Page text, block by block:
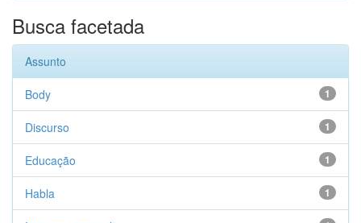
Busca facetada
Assunto
1
Body
1
Discurso
1
Educação
1
Habla